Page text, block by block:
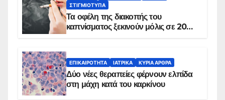
ΣΤΙΓΜΙΌΤΥΠΑ
Τα οφέλη της διακοπής του
καπνίσματος ξεκινούν μόλις σε 20
ΕΠΙΚΑΙΡΌΤΗΤΑ ΙΑΤΡΙΚΆ ΚΥΡΙΑ ΑΡΘΡΑ
Δύο νέες θεραπείες φέρνουν ελπίδα
στη μάχη κατά του καρκίνου